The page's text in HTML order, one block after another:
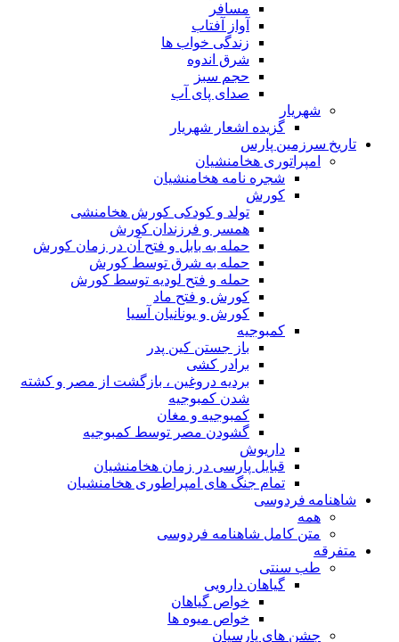
مسافر
آواز آفتاب
زندگی خواب ها
شرق اندوه
حجم سبز
صدای پای آب
شهریار
گزیده اشعار شهریار
تاریخ سرزمین پارس
امپراتوری هخامنشیان
شجره نامه هخامنشیان
کورش
تولد و کودکی کورش هخامنشی
همسر و فرزندان کورش
حمله به بابل و فتح آن در زمان کورش
حمله به شرق توسط کورش
حمله و فتح لودیه توسط کورش
کورش و فتح ماد
کورش و یونانیان آسیا
کمبوجیه
باز جستن کین پدر
برادر کشی
بردیه دروغین ، بازگشت از مصر و کشته
شدن کمبوجیه
کمبوجیه و مغان
گشودن مصر توسط کمبوجیه
داریوش
قبایل پارسی در زمان هخامنشیان
تمام جنگ های امپراطوری هخامنشیان
شاهنامه فردوسی
همه
متن کامل شاهنامه فردوسی
متفرقه
طب سنتی
گیاهان دارویی
خواص گیاهان
خواص میوه ها
جشن های پارسیان